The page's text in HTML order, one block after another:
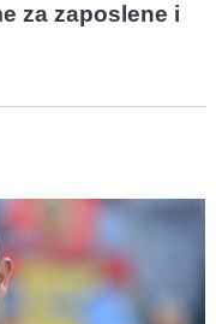
za zaposlene i